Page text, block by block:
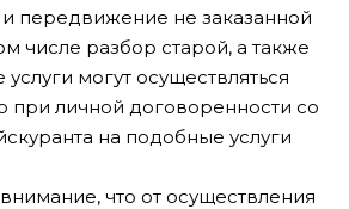
передвижение не заказанной
числе разбор старой, а также
могут осуществляться
при личной договоренности со
на подобные услуги
что от осуществления